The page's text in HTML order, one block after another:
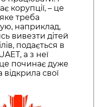
корупції, – це
треба
наприклад,
вивезти дітей
подається в
а з неї
починає дуже
свої